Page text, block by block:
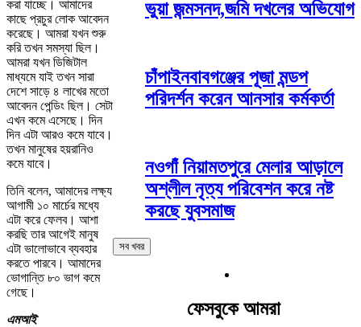
করা যাচ্ছে। আমাদের
কাছে প্রচুর লোক আবেদন
করেছে। আমরা যখন শুরু
করি তখন সমস্যা ছিল।
আমরা যখন ডিজিটাল
মাধ্যমে যাই তখন সারা
দেশে সাড়ে ৪ লাখের মতো
আবেদন পেন্ডিং ছিল। সেটা
এখন কমে এসেছে। দিন
দিন এটা আরও কমে যাবে।
তখন মানুষের হয়রানিও
কমে যাবে।
তিনি বলেন, আমাদের লক্ষ্য
আগামী ১০ মার্চের মধ্যে
এটা করে ফেলব। আশা
করছি তার আগেই মানুষ
এটা ভালোভাবে ব্যবহার
করতে পারবে। আমাদের
ভোগান্তি ৮০ ভাগ কমে
গেছে।
এমআই
ভুয়া জন্মসনদ,জমি দখলের অভিযোগ
চাঁপাইনবাবগঞ্জের পূজা মন্ডপ
পরিদর্শন করেন আনসার কর্মকর্তা
নওগাঁ নিয়ামতপুরে মেলার আড়ালে
অশ্লীল নৃত্য পরিবেশন করে নষ্ট
করছে যুবসমাজ
সব খবর
ফেসবুকে আমরা